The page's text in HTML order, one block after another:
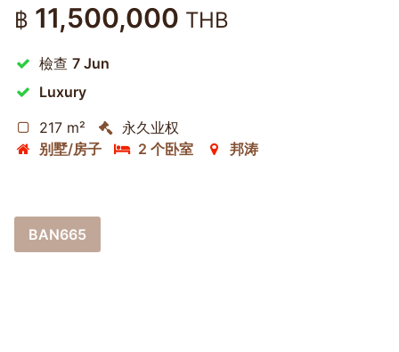
฿ 11,500,000 THB
檢查 7 Jun
Luxury
217 m²
永久业权
别墅/房子
2 个卧室 邦涛
BAN665